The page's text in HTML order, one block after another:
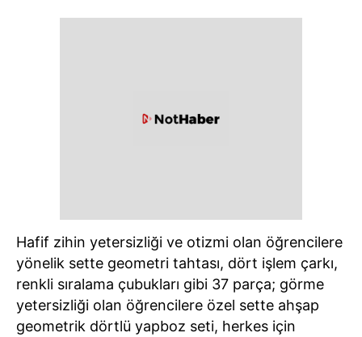
Hafif zihin yetersizliği ve otizmi olan öğrencilere
yönelik sette geometri tahtası, dört işlem çarkı,
renkli sıralama çubukları gibi 37 parça; görme
yetersizliği olan öğrencilere özel sette ahşap
geometrik dörtlü yapboz seti, herkes için